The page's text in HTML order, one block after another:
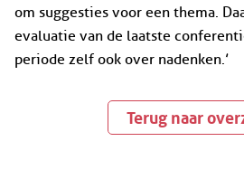
om suggesties voor een thema.
evaluatie van de laatste
periode zelf ook over nadenken.’
Terug naar